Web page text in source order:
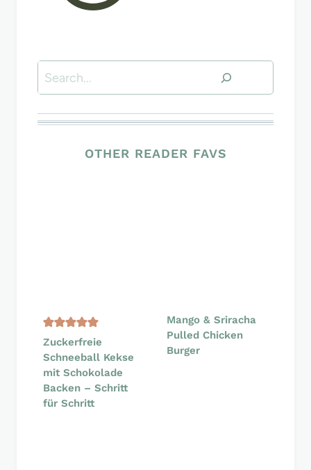
Suchen
OTHER READER FAVS
Zuckerfreie
Schneeball Kekse
mit Schokolade
Backen – Schritt
für Schritt
Mango & Sriracha
Pulled Chicken
Burger